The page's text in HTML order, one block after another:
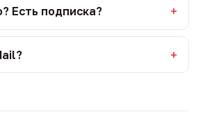
Есть подписка?